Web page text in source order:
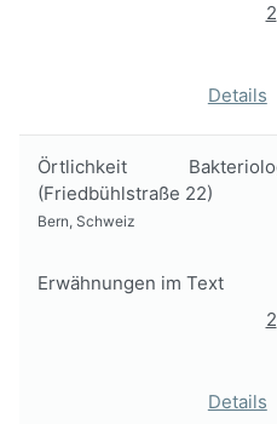
2
Details
Örtlichkeit
(Friedbühlstraße 22)
Bern, Schweiz
Erwähnungen im Text
2
Details